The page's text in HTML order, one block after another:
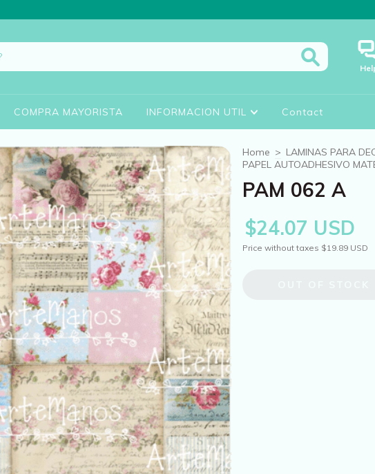
COMPRA MAYORISTA INFORMACION UTIL Contact
Home > LAMINAS PARA
PAPEL AUTOADHESIVO
PAM 062 A
$24.07 USD
Price without taxes $19.89 USD